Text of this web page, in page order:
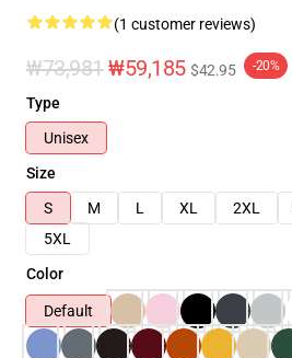
(1 customer reviews)
₩73,981 ₩59,185 $42.95 -20%
Type
Unisex
Size
S
M L XL 2XL
5XL
Color
Default